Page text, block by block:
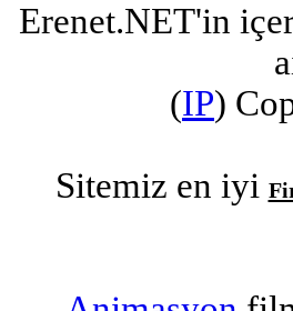
Erenet.NET'in
(IP)
Sitemiz en iyi